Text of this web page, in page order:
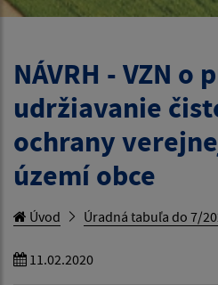
NÁVRH - VZN o
udržiavanie
ochrany
území obce
Úvod Úradná tabuľa do 7/
11.02.2020